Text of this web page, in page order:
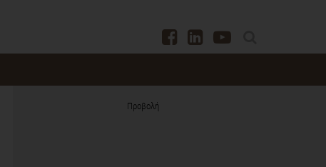
Προβολή